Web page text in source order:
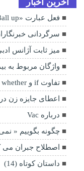
اخرین اخبار
فعل عبارت «Ball up» به چه معناست؟
سرگردانی
میز ثابت آژانس
واژگان مربوط به
تفاوت if و whether
اعطای جایزه زن
درباره Vac
چگونه بگوییم «
اصطلاح جبران می
داستان کوتاه (14)